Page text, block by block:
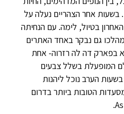
בשעות אחר הצהריים נעלה על
בטיול, לימה. עם הנחיתה
גם נבקר באחד האתרים
בפארק דה לה רזרוה- אחת
המופעלת בשלל צבעים
הערב נוכל ליהנות
הטובות ביותר בדרום